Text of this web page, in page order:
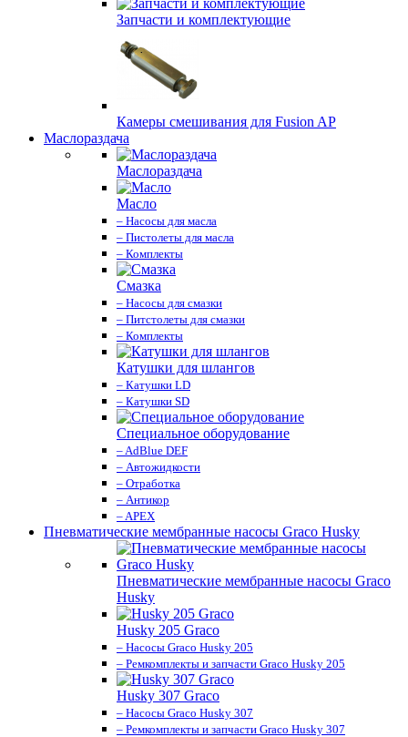
Запчасти и комплектующие
Камеры смешивания для Fusion AP
Маслораздача
Маслораздача
Масло
– Насосы для масла
– Пистолеты для масла
– Комплекты
Смазка
– Насосы для смазки
– Питстолеты для смазки
– Комплекты
Катушки для шлангов
– Катушки LD
– Катушки SD
Специальное оборудование
– AdBlue DEF
– Автожидкости
– Отработка
– Антикор
– APEX
Пневматические мембранные насосы Graco Husky
Пневматические мембранные насосы Graco
Husky
Husky 205 Graco
– Насосы Graco Husky 205
– Ремкомплекты и запчасти Graco Husky 205
Husky 307 Graco
– Насосы Graco Husky 307
– Ремкомплекты и запчасти Graco Husky 307